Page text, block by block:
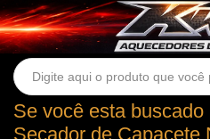
Se você esta
Secador de Capacete